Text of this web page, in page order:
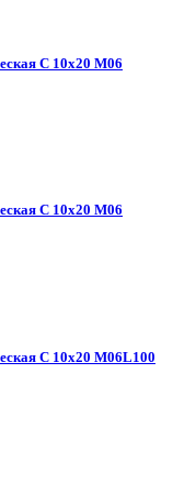
C 10х20 M06
C 10х20 M06
C 10х20 M06L100